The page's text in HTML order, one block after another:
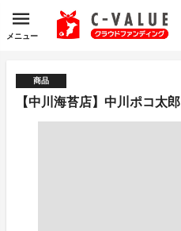
メニュー
商品
【中川海苔店】中川ポコ太郎